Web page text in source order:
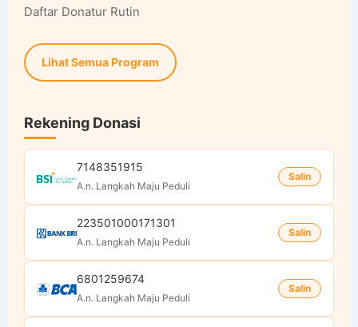
Daftar Donatur Rutin
Lihat Semua Program
Rekening Donasi
7148351915
A.n. Langkah Maju Peduli
Salin
223501000171301
A.n. Langkah Maju Peduli
Salin
6801259674
A.n. Langkah Maju Peduli
Salin